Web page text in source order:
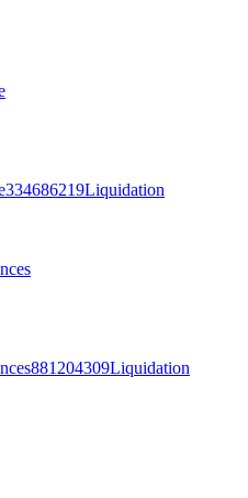
334686219Liquidation
881204309Liquidation